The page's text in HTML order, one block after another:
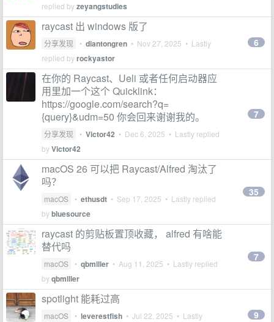
replied byzeyangstudies
raycast 出 windows 版了
分享发现 • diantongren • Nov 27, 2025 • Lastly
replied byrockyastor
6
在你的 Raycast、Ueli 或者任何启动器应
用里加一个这个 Quicklink：
https://google.com/search?q=
{query}&udm=50 你会回来谢谢我的。
分享发现 • Victor42 • Dec 6, 2025 • Lastly replied
byVictor42
7
macOS 26 可以把 Raycast/Alfred 淘汰了
吗？
macOS • ethusdt • Sep 17, 2025 • Lastly replied
bybluesource
35
raycast 的剪贴板置顶收藏， alfred 有啥能
替代吗
macOS • qbmiller • Aug 11, 2025 • Lastly replied
byqbmiller
7
spotlight 能耗过高
macOS • leverestfish • Jul 22, 2025 • Lastly
9